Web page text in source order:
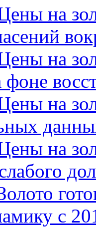
на
на
на
на
с